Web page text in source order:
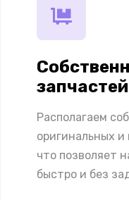
запчастей
Располагаем
оригинальных и
что позволяет
быстро и без